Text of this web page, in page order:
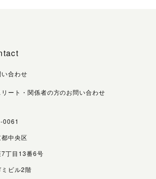
い合わせ
リート・関係者の方のお問い合わせ
0061
中央区
7丁目13番6号
ビル2階